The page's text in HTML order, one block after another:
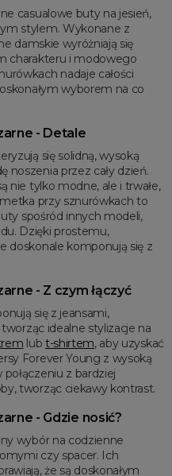
casualowe buty na jesień,
stylem. Wykonane z
damskie wyróżniają się
charakteru i modowego
nadaje całości
wyborem na co
- Detale
się solidną, wysoką
noszenia przez cały dzień.
nie tylko modne, ale i trwałe,
przy sznurówkach to
spośród innych modeli,
Dzięki prostemu,
doskonale komponują się z
- Z czym łączyć
się z jeansami,
idealne stylizacje na
lub t-shirtem, aby uzyskać
Forever Young z wysoką
z bardziej
tworząc ciekawy kontrast.
- Gdzie nosić?
wybór na codzienne
czy spacer. Ich
że są doskonałym